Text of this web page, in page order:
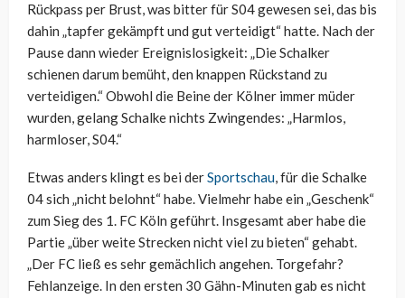
Rückpass per Brust, was bitter für S04 gewesen sei, das bis
dahin „tapfer gekämpft und gut verteidigt“ hatte. Nach der
Pause dann wieder Ereignislosigkeit: „Die Schalker
schienen darum bemüht, den knappen Rückstand zu
verteidigen.“ Obwohl die Beine der Kölner immer müder
wurden, gelang Schalke nichts Zwingendes: „Harmlos,
harmloser, S04.“
Etwas anders klingt es bei derSportschau, für die Schalke
04 sich „nicht belohnt“ habe. Vielmehr habe ein „Geschenk“
zum Sieg des 1. FC Köln geführt. Insgesamt aber habe die
Partie „über weite Strecken nicht viel zu bieten“ gehabt.
„Der FC ließ es sehr gemächlich angehen. Torgefahr?
Fehlanzeige. In den ersten 30 Gähn-Minuten gab es nicht